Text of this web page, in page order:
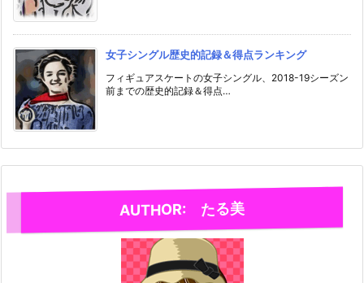
女子シングル歴史的記録＆得点ランキング
フィギュアスケートの女子シングル、2018-19シーズン
前までの歴史的記録＆得点…
AUTHOR: たる美